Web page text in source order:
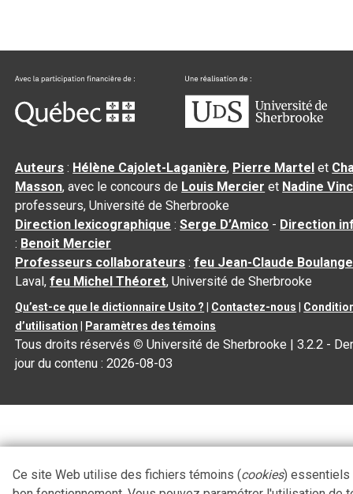
Auteurs : Hélène Cajolet-Laganière, Pierre Martel et
Masson, avec le concours de Louis Mercier et Nadine
professeurs, Université de Sherbrooke
Direction lexicographique :Serge D’Amico - Direction
: Benoit Mercier
Professeurs collaborateurs :feu Jean-Claude
Laval,feu Michel Théoret, Université de Sherbrooke
Qu’est-ce que le dictionnaire Usito ? Contactez-nous
d’utilisation
Paramètres des témoins
Tous droits réservés © Université de Sherbrooke |3.2.2 -
jour du contenu :2026-08-03
Ce site Web utilise des fichiers témoins (cookies) essentiels